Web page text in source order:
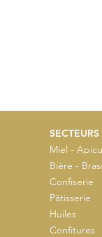
Miel -
Bière -
Confiserie
Pâtisserie
Huiles
Confitures